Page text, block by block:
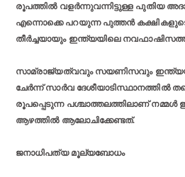
രൂപത്തില്‍ വളര്‍ന്നുവന്നിട്ടുള്ള പുതിയ
എന്നൊക്കെ പറയുന്ന പുത്തന്‍
തീര്‍ച്ചയായും ഇന്ത്യയിലെ
സാമ്രാജ്യത്വവും സയണിസവും
ചേര്‍ന്ന് സാര്‍വ ദേശീയാടിസ്ഥാനത്തില്‍
രൂപപ്പെടുന്ന പശ്ചാത്തലത്തിലാണ്
ആഴത്തില്‍ ആലോചിക്കേണ്ടത്.
ജനാധിപത്യ മൂല്യബോധം